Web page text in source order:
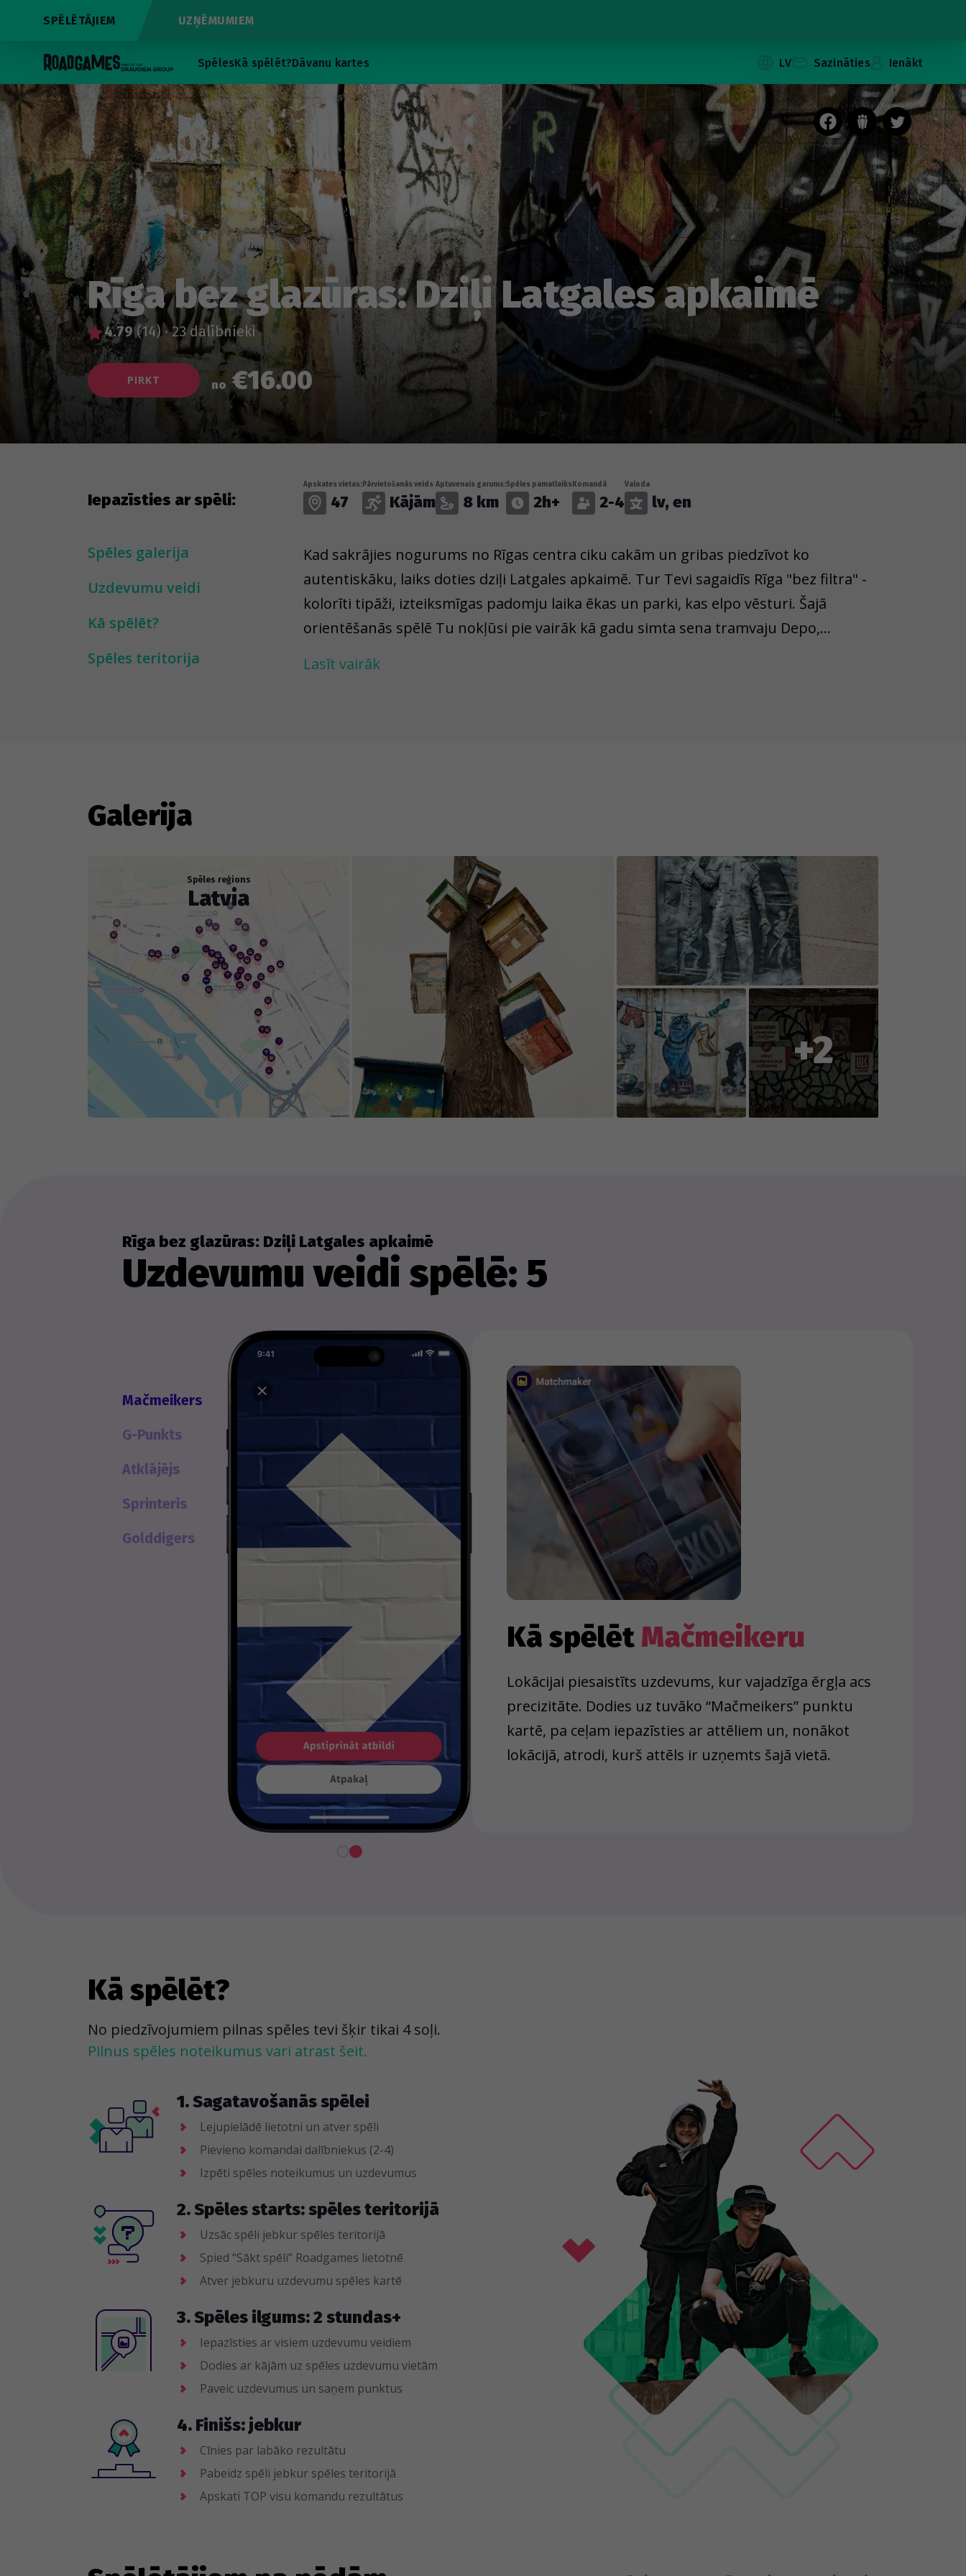
SPĒLĒTĀJIEM UZŅĒMUMIEM
SpēlesKā spēlēt?Dāvanu kartes LV Sazināties Ienākt
Rīga bez glazūras: Dziļi Latgales apkaimē
4.79(14)·23 dalībnieki
PIRKT no €16.00
Iepazīsties ar spēli:
Spēles galerija
Uzdevumu veidi
Kā spēlēt?
Spēles teritorija
Apskates vietas:
47
Pārvietošanās veids
Kājām
Aptuvenais garums:
8 km
Spēles pamatlaiks
2h+
Komandā
2-4
Valoda
lv, en
Kad sakrājies nogurums no Rīgas centra ciku cakām un gribas piedzīvot ko
autentiskāku, laiks doties dziļi Latgales apkaimē. Tur Tevi sagaidīs Rīga "bez filtra" -
kolorīti tipāži, izteiksmīgas padomju laika ēkas un parki, kas elpo vēsturi. Šajā
orientēšanās spēlē Tu nokļūsi pie vairāk kā gadu simta sena tramvaju Depo,
* Atjaunota spēle - daļa uzdevumu var būt pazīstami spēlētājiem, kuri spēlējuši kādu
no iepriekšējām spēlēm šajā teritorijā.
Lai spēlē iekļauto uzdevumu saturs būtu aizraujošs un tāds, kurš Tevi varētu
pārsteigt, izvēlētie objekti ir ne tikai pastāvīgi nemainīgi, bet arī tādi, kuru dzīves
ilgums nav prognozējams. Tāpēc vēlamies Tevi jau iepriekš pabrīdināt, ka var būt
situācijas, kad kādā no uzdevumiem objekts ir pazudis, nomainīts, nojaukts,
pārkrāsots vai bojāts. Tāpat, lūdzu, ņem vērā, ka dažādos laikapstākļos (lietus,
sniegs, migla) ne visiem spēles objektiem var ērti piekļūt un tos ieraudzīt.
Lasīt vairāk
Galerija
Spēles reģions
Latvia
+2
Rīga bez glazūras: Dziļi Latgales apkaimē
Uzdevumu veidi spēlē: 5
Mačmeikers
G-Punkts
Atklājējs
Sprinteris
Golddigers
Kā spēlēt Mačmeikeru
Lokācijai piesaistīts uzdevums, kur vajadzīga ērgļa acs
precizitāte. Dodies uz tuvāko “Mačmeikers” punktu
kartē, pa ceļam iepazīsties ar attēliem un, nonākot
lokācijā, atrodi, kurš attēls ir uzņemts šajā vietā.
Kā spēlēt?
No piedzīvojumiem pilnas spēles tevi šķir tikai 4 soļi.
Pilnus spēles noteikumus vari atrast šeit.
1. Sagatavošanās spēlei
Lejupielādē lietotni un atver spēli
Pievieno komandai dalībniekus (2-4)
Izpēti spēles noteikumus un uzdevumus
2. Spēles starts: spēles teritorijā
Uzsāc spēli jebkur spēles teritorijā
Spied “Sākt spēli” Roadgames lietotnē
Atver jebkuru uzdevumu spēles kartē
3. Spēles ilgums: 2 stundas+
Iepazīsties ar visiem uzdevumu veidiem
Dodies ar kājām uz spēles uzdevumu vietām
Paveic uzdevumus un saņem punktus
4. Finišs: jebkur
Cīnies par labāko rezultātu
Pabeidz spēli jebkur spēles teritorijā
Apskati TOP visu komandu rezultātus